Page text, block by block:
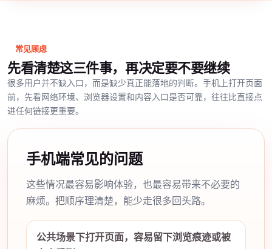
常见顾虑
先看清楚这三件事，再决定要不要继续
很多用户并不缺入口，而是缺少真正能落地的判断。手机上打开页面
前，先看网络环境、浏览器设置和内容入口是否可靠，往往比直接点
进任何链接更重要。
手机端常见的问题
这些情况最容易影响体验，也最容易带来不必要的
麻烦。把顺序理清楚，能少走很多回头路。
公共场景下打开页面，容易留下浏览痕迹或被